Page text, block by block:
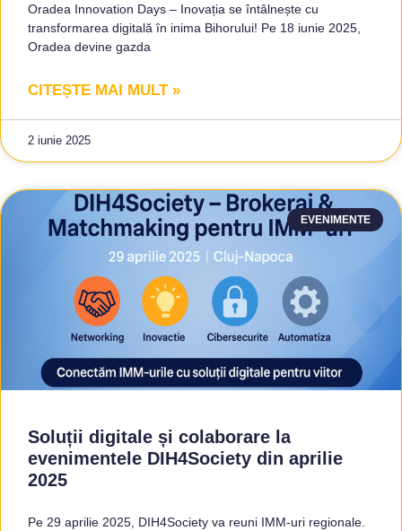
Oradea Innovation Days – Inovația se întâlnește cu
transformarea digitală în inima Bihorului! Pe 18 iunie 2025,
Oradea devine gazda
CITEȘTE MAI MULT »
2 iunie 2025
EVENIMENTE
Soluții digitale și colaborare la
evenimentele DIH4Society din aprilie
2025
Pe 29 aprilie 2025, DIH4Society va reuni IMM-uri regionale.